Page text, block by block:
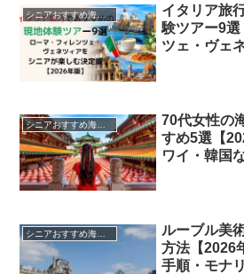
シニアおすすめ海外旅行先
イタリア旅
験ツアー9
ツェ・ヴェ
シニアおすすめ海外旅行先
70代女性の
すめ5選【
ワイ・韓国
シニアおすすめ海外旅行先
ルーブル美
方法【2026
手順・モナ